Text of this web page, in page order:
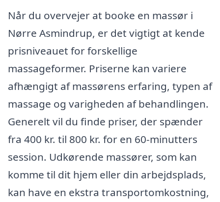
Når du overvejer at booke en massør i
Nørre Asmindrup, er det vigtigt at kende
prisniveauet for forskellige
massageformer. Priserne kan variere
afhængigt af massørens erfaring, typen af
massage og varigheden af behandlingen.
Generelt vil du finde priser, der spænder
fra 400 kr. til 800 kr. for en 60-minutters
session. Udkørende massører, som kan
komme til dit hjem eller din arbejdsplads,
kan have en ekstra transportomkostning,